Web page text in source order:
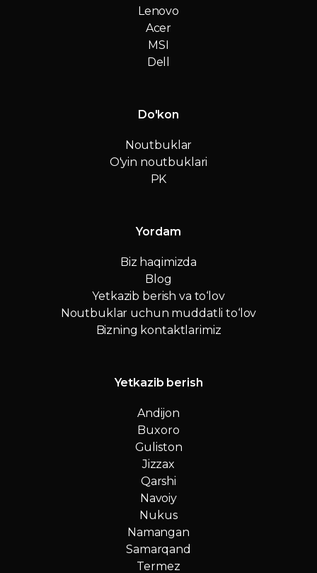
Lenovo
Acer
MSI
Dell
Do'kon
Noutbuklar
O'yin noutbuklari
PK
Yordam
Biz haqimizda
Blog
Yetkazib berish va to‘lov
Noutbuklar uchun muddatli to‘lov
Bizning kontaktlarimiz
Yetkazib berish
Andijon
Buxoro
Guliston
Jizzax
Qarshi
Navoiy
Nukus
Namangan
Samarqand
Termez